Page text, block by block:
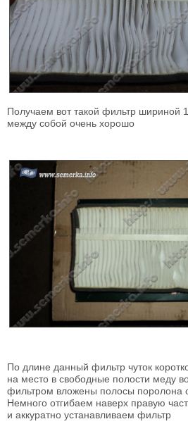
Получаем вот такой фильтр шириной
между собой очень хорошо
По длине данный фильтр чуток
на место в свободные полости меду
фильтром вложены полосы поролона
Немного отгибаем наверх правую
и аккуратно устанавливаем фильтр